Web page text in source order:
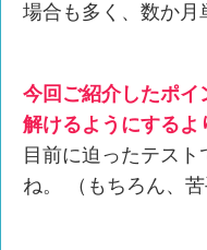
場合も多く、数か月
今回ご紹介したポ
解けるようにするよ
目前に迫ったテス
ね。 （もちろん、